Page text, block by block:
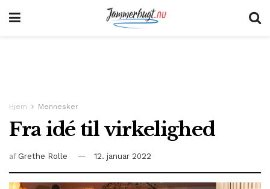
Hjem Mennesker
Fra idé til virkelighed
af Grethe Rolle 12. januar 2022